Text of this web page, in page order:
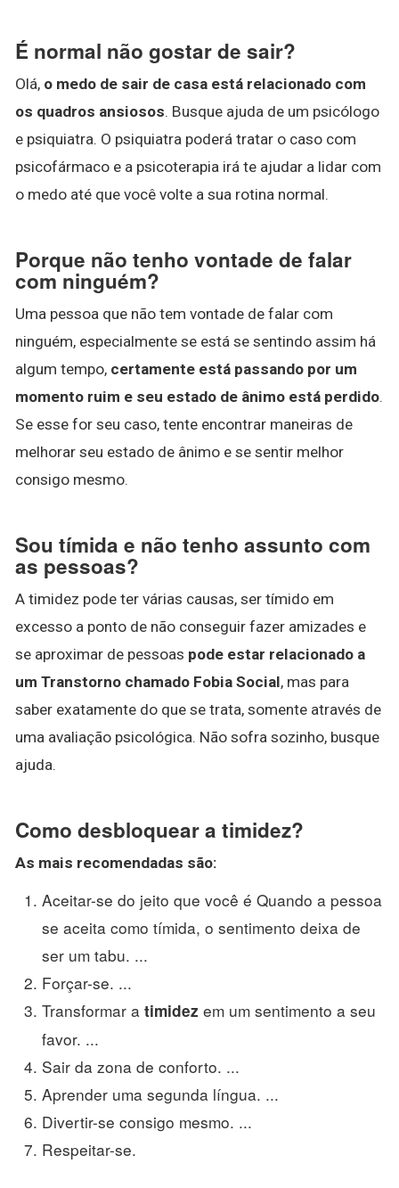
É normal não gostar de sair?
Olá, o medo de sair de casa está relacionado com
os quadros ansiosos. Busque ajuda de um psicólogo
e psiquiatra. O psiquiatra poderá tratar o caso com
psicofármaco e a psicoterapia irá te ajudar a lidar com
o medo até que você volte a sua rotina normal.
Porque não tenho vontade de falar
com ninguém?
Uma pessoa que não tem vontade de falar com
ninguém, especialmente se está se sentindo assim há
algum tempo, certamente está passando por um
momento ruim e seu estado de ânimo está perdido.
Se esse for seu caso, tente encontrar maneiras de
melhorar seu estado de ânimo e se sentir melhor
consigo mesmo.
Sou tímida e não tenho assunto com
as pessoas?
A timidez pode ter várias causas, ser tímido em
excesso a ponto de não conseguir fazer amizades e
se aproximar de pessoas pode estar relacionado a
um Transtorno chamado Fobia Social, mas para
saber exatamente do que se trata, somente através de
uma avaliação psicológica. Não sofra sozinho, busque
ajuda.
Como desbloquear a timidez?
As mais recomendadas são:
Aceitar-se do jeito que você é Quando a pessoa
se aceita como tímida, o sentimento deixa de
ser um tabu. ...
Forçar-se. ...
Transformar a timidez em um sentimento a seu
favor. ...
Sair da zona de conforto. ...
Aprender uma segunda língua. ...
Divertir-se consigo mesmo. ...
Respeitar-se.